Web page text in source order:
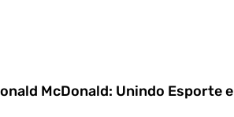
McDonald: Unindo Esporte e